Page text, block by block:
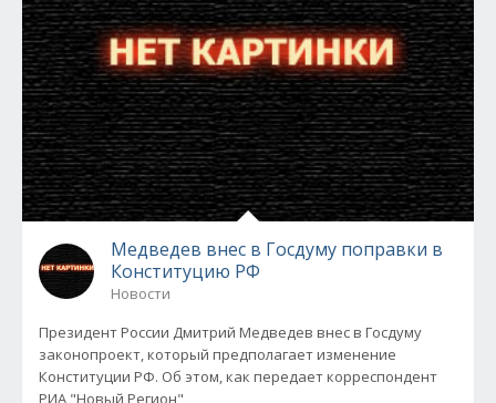
Медведев внес в Госдуму поправки в
Конституцию РФ
Новости
Президент России Дмитрий Медведев внес в Госдуму
законопроект, который предполагает изменение
Конституции РФ. Об этом, как передает корреспондент
РИА "Новый Регион",